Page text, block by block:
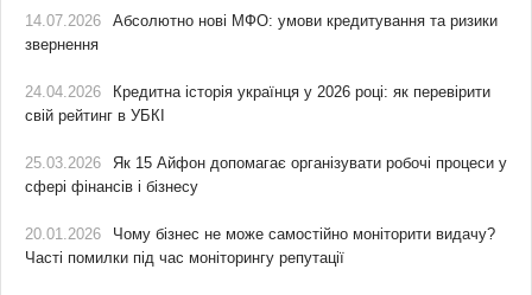
14.07.2026
Абсолютно нові МФО: умови кредитування та ризики
звернення
24.04.2026
Кредитна історія українця у 2026 році: як перевірити
свій рейтинг в УБКІ
25.03.2026
Як 15 Айфон допомагає організувати робочі процеси у
сфері фінансів і бізнесу
20.01.2026
Чому бізнес не може самостійно моніторити видачу?
Часті помилки під час моніторингу репутації